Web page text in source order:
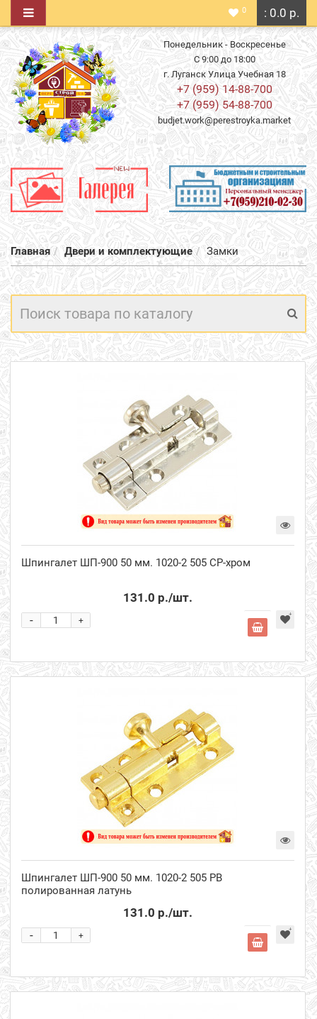
: 0.0 р.
0
Понедельник - Воскресенье
С 9:00 до 18:00
г. Луганск Улица Учебная 18
+7 (959) 14-88-700
+7 (959) 54-88-700
budjet.work@perestroyka.market
Главная Двери и комплектующие Замки
Шпингалет ШП-900 50 мм. 1020-2 505 СР-хром
131.0 р./шт.
+
-
Шпингалет ШП-900 50 мм. 1020-2 505 РВ
полированная латунь
131.0 р./шт.
+
-